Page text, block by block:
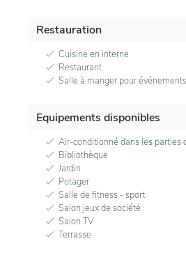
Restauration
Cuisine en interne
Restaurant
Salle à manger pour
Equipements disponibles
Air-conditionné dans les parties
Bibliothèque
Jardin
Potager
Salle de fitness - sport
Salon jeux de société
Salon TV
Terrasse